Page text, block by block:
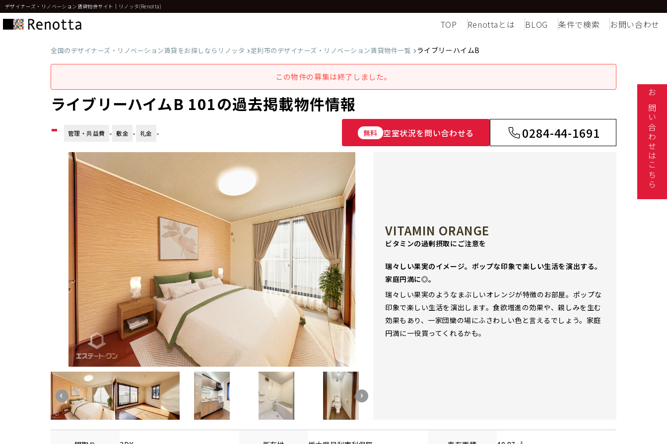
デザイナーズ・リノベーション賃貸物件サイト｜リノッタ(Renotta)
TOP Renottaとは BLOG 条件で検索 お問い合わせ
全国のデザイナーズ・リノベーション賃貸をお探しならリノッタ 足利市のデザイナーズ・リノベーション賃貸物件一覧 ライブリーハイムB
この物件の募集は終了しました。
ライブリーハイムB 101の過去掲載物件情報
- 管理・共益費 - 敷金 - 礼金 - 無料 空室状況を問い合わせる 0284-44-1691
VITAMIN ORANGE
ビタミンの過剰摂取にご注意を
瑞々しい果実のイメージ。ポップな印象で楽しい生活を演出する。
家庭円満に◎。
瑞々しい果実のようなまぶしいオレンジが特徴のお部屋。ポップな
印象で楽しい生活を演出します。食欲増進の効果や、親しみを生む
効果もあり、一家団欒の場にふさわしい色と言えるでしょう。家庭
円満に一役買ってくれるかも。
お問い合わせはこちら